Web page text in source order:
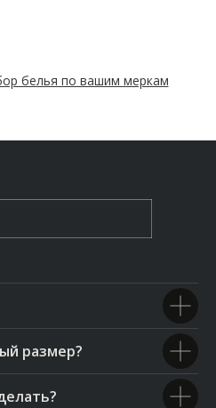
белья по вашим меркам
размер?